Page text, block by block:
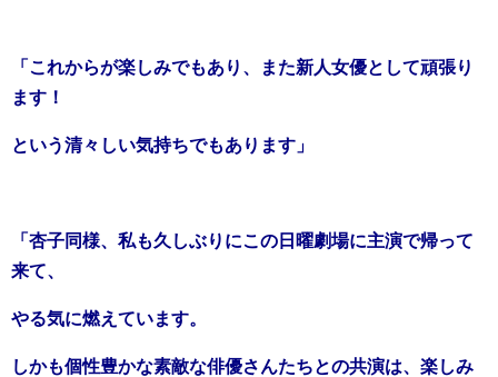
「これからが楽しみでもあり、また新人女優として頑張り
ます！
という清々しい気持ちでもあります」
「杏子同様、私も久しぶりにこの日曜劇場に主演で帰って
来て、
やる気に燃えています。
しかも個性豊かな素敵な俳優さんたちとの共演は、楽しみ